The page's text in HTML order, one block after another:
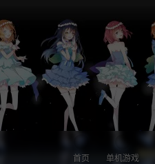
首页 单机游戏